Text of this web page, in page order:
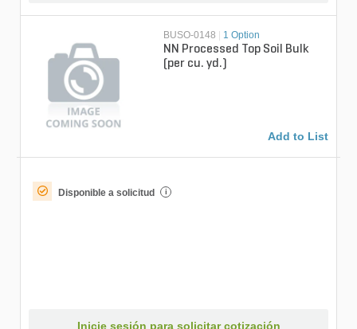
BUSO-0148 | 1 Option
NN Processed Top Soil Bulk
(per cu. yd.)
Add to List
Disponible a solicitud i
Inicie sesión para solicitar cotización